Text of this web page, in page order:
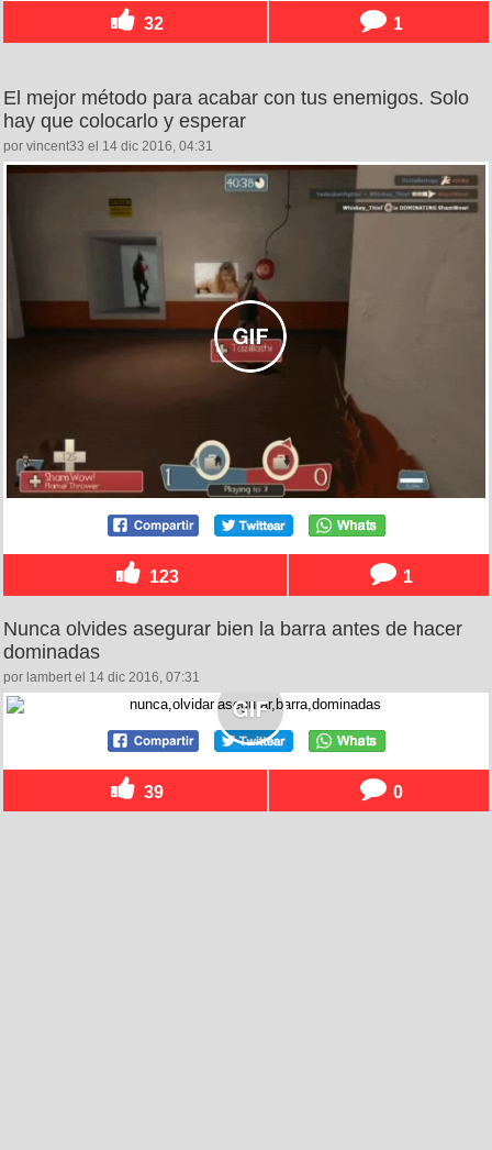
32 1
El mejor método para acabar con tus enemigos. Solo
hay que colocarlo y esperar
por vincent33 el 14 dic 2016, 04:31
123 1
Nunca olvides asegurar bien la barra antes de hacer
dominadas
por lambert el 14 dic 2016, 07:31
39 0